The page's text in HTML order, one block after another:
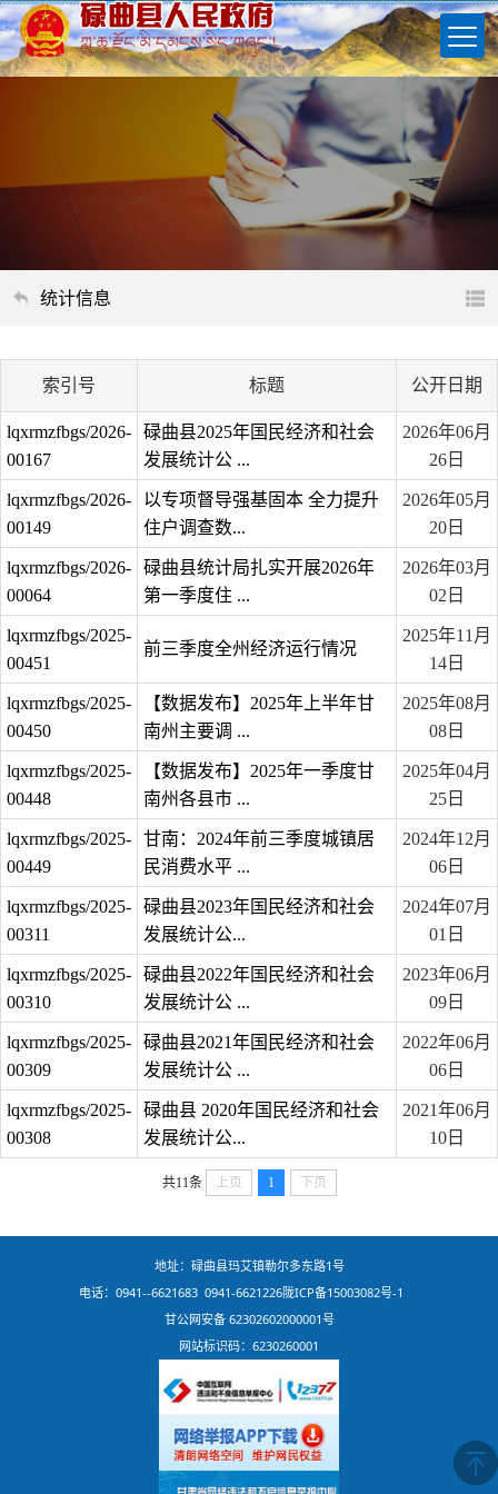
统计信息
索引号 标题 公开日期
lqxrmzfbgs/2026-
00167
碌曲县2025年国民经济和社会
发展统计公 ...
2026年06月
26日
lqxrmzfbgs/2026-
00149
以专项督导强基固本 全力提升
住户调查数...
2026年05月
20日
lqxrmzfbgs/2026-
00064
碌曲县统计局扎实开展2026年
第一季度住 ...
2026年03月
02日
lqxrmzfbgs/2025-
00451
前三季度全州经济运行情况
2025年11月
14日
lqxrmzfbgs/2025-
00450
【数据发布】2025年上半年甘
南州主要调 ...
2025年08月
08日
lqxrmzfbgs/2025-
00448
【数据发布】2025年一季度甘
南州各县市 ...
2025年04月
25日
lqxrmzfbgs/2025-
00449
甘南：2024年前三季度城镇居
民消费水平 ...
2024年12月
06日
lqxrmzfbgs/2025-
00311
碌曲县2023年国民经济和社会
发展统计公...
2024年07月
01日
lqxrmzfbgs/2025-
00310
碌曲县2022年国民经济和社会
发展统计公 ...
2023年06月
09日
lqxrmzfbgs/2025-
00309
碌曲县2021年国民经济和社会
发展统计公 ...
2022年06月
06日
lqxrmzfbgs/2025-
00308
碌曲县 2020年国民经济和社会
发展统计公...
2021年06月
10日
共11条 上页 1 下页
地址：碌曲县玛艾镇勒尔多东路1号
电话：0941--6621683 0941-6621226陇ICP备15003082号-1
甘公网安备 62302602000001号
网站标识码：6230260001